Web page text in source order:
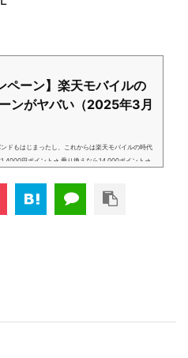
ペーン】楽天モバイルの
ンがヤバい（2025年3月
ドもはじまったし、これからは楽天モバイルの時代
1,4000円ポイント→ 乗り換えなら14,000ポイント→
してきました。■キャンペーン概要三木谷社長の特